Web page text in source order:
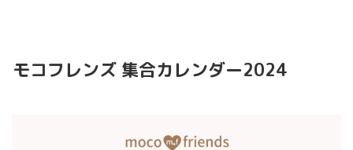
モコフレンズ 集合カレンダー2024